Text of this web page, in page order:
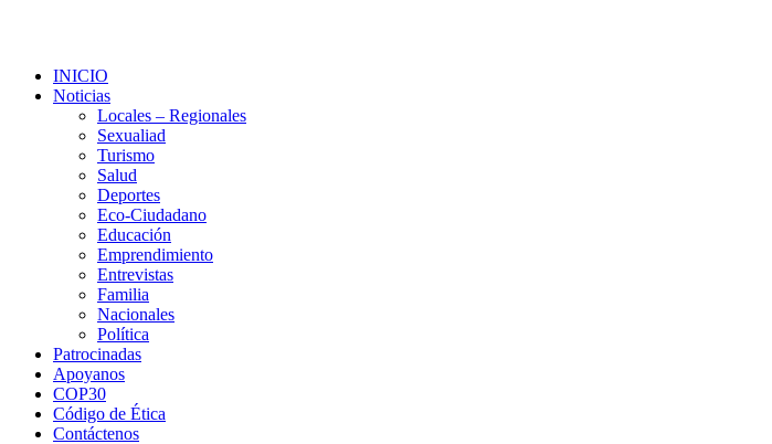
INICIO
Noticias
Locales – Regionales
Sexualiad
Turismo
Salud
Deportes
Eco-Ciudadano
Educación
Emprendimiento
Entrevistas
Familia
Nacionales
Política
Patrocinadas
Apoyanos
COP30
Código de Ética
Contáctenos